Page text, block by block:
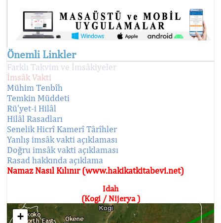
Önemli Linkler
Farklı Takvim ve İmsâkiyeler
İmsâk Vakti
Mühim Tenbîh
Temkin Müddeti
Rü'yet-i Hilâl
Hilâl Rasadları
Senelik Hicrî Kamerî Târîhler
Yanlış imsâk vakti açıklaması
Doğru imsâk vakti açıklaması
Rasad hakkında açıklama
Namaz Nasıl Kılınır (www.hakikatkitabevi.net)
Idah
(Kogi / Nijerya )
+